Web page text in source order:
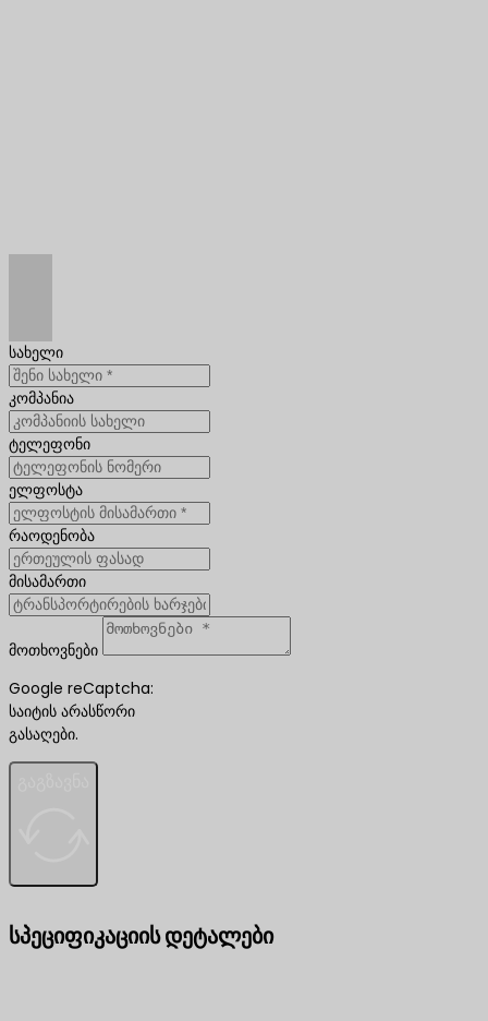
სახელი
კომპანია
ტელეფონი
ელფოსტა
რაოდენობა
მისამართი
მოთხოვნები
Google reCaptcha:
საიტის არასწორი
გასაღები.
სპეციფიკაციის დეტალები